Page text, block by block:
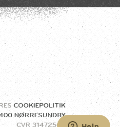
COOKIEPOLITIK
NØRRESUNDBY
CVR 31472504